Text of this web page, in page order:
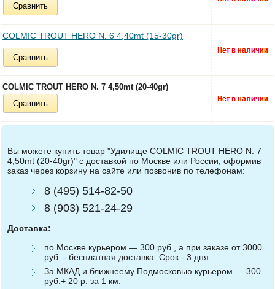
Сравнить
COLMIC TROUT HERO N. 6 4,40mt (15-30gr)
Сравнить
COLMIC TROUT HERO N. 7 4,50mt (20-40gr)
Сравнить
Вы можете купить товар "Удилище COLMIC TROUT HERO N. 7
4,50mt (20-40gr)" с доставкой по Москве или России, оформив
заказ через корзину на сайте или позвонив по телефонам:
8 (495) 514-82-50
8 (903) 521-24-29
Доставка:
по Москве курьером — 300 руб., а при заказе от 3000
руб. - бесплатная доставка. Срок - 3 дня.
За МКАД и ближнеему Подмосковью курьером — 300
руб.+ 20 р. за 1 км.